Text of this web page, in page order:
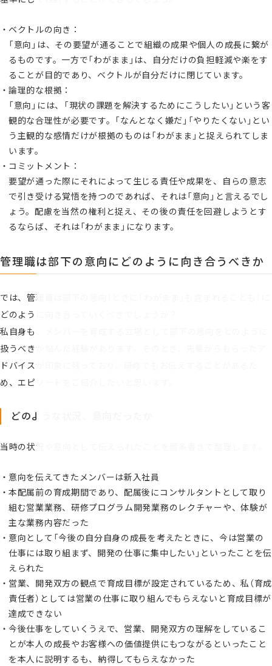
ベクトルの向き：
「意向」は、その要望が通ることで組織の成果や個人の成長に繋が
るものです。一方で「わがまま」は、自分だけの負担軽減や楽をす
ることが目的であり、ベクトルが自分だけに閉じています。
論理的な根拠：
「意向」には、「現状の課題を解決するためにこうしたい」という客
観的な合理性が必要です。「なんとなく嫌だ」「やりたくない」とい
う主観的な感情だけが根拠のものは「わがまま」と捉えられてしま
います。
コミットメント：
要望が通った際にそれによって生じる責任や成果を、自らの意志
で引き受ける覚悟を持つのであれば、それは「意向」と言えるでし
ょう。配慮を当然の権利と捉え、その後の責任を回避しようとす
るならば、それは「わがまま」になります。
管理職は部下の意向にどのように向き合うべきか
では、管理職は部下の意向（ときに「わがまま」も含まれることも）に
どのように向き合っていくべきでしょうか？
私自身も、メンバーを育成する立場として部下の意向をどのように
扱うべきか悩んだ経験があります。そのとき、先輩からもらったア
ドバイスが印象に残っており、研修でもお伝えすることがあるた
め、エピソードをご紹介したいと思います。
どのような状況、意向だったか
当時の状況や意向として伝えられたことを箇条書きで整理します。
意向を伝えてきたメンバーは新入社員
本配属前の育成期間であり、配属後にコンサルタントとして取り
組む営業業務、研修プログラム開発業務のレクチャーや、体験が
主な業務内容だった
意向として「今後の自分自身の成長を考えたときに、今は営業の
仕事には取り組まず、開発の仕事に集中したい」といったことを伝
えられた
営業、開発双方の観点で育成目標が設定されているため、私（育成
責任者）としては営業の仕事に取り組んでもらえないと育成目標が
達成できない
今後仕事をしていくうえで、営業、開発双方の理解をしているこ
とが本人の成長やお客様への価値提供にもつながるといったこと
を本人に説明するも、納得してもらえなかった